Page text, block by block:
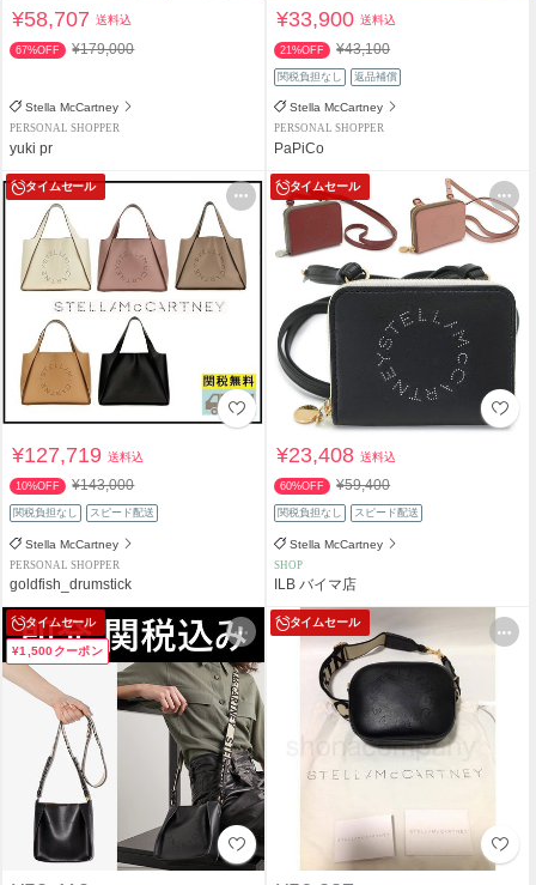
¥58,707送料込
67%OFF ¥179,000
Stella McCartney
PERSONAL SHOPPER
yuki pr
¥33,900送料込
21%OFF ¥43,100
関税負担なし 返品補償
Stella McCartney
PERSONAL SHOPPER
PaPiCo
タイムセール
¥127,719送料込
10%OFF ¥143,000
関税負担なし スピード配送
Stella McCartney
PERSONAL SHOPPER
goldfish_drumstick
タイムセール
¥23,408送料込
60%OFF ¥59,400
関税負担なし スピード配送
Stella McCartney
SHOP
ILB バイマ店
タイムセール
¥1,500クーポン
タイムセール